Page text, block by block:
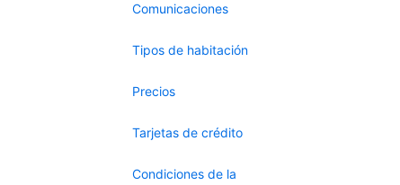
Comunicaciones
Tipos de habitación
Precios
Tarjetas de crédito
Condiciones de la